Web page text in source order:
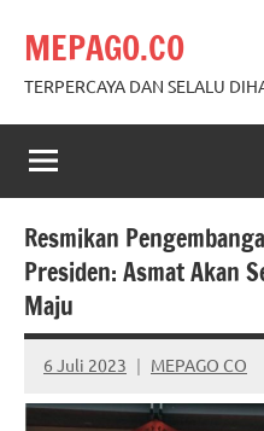
content
MEPAGO.CO
TERPERCAYA DAN SELALU
Resmikan
Presiden: Asmat Akan
Maju
6 Juli 2023 MEPAGO CO
No
comments